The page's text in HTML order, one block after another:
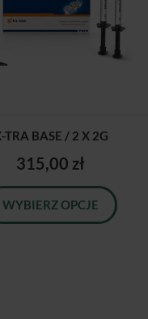
TRA BASE / 2 X 2G
315,00 zł
WYBIERZ OPCJE